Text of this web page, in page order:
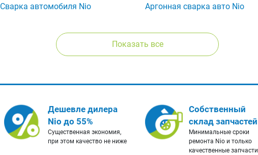
Сварка автомобиля Nio Аргонная сварка авто Nio
Показать все
Дешевле дилера
Nio до 55%
Существенная экономия,
при этом качество не ниже
Собственный
склад запчастей
Минимальные сроки
ремонта Nio и только
качественные запчасти